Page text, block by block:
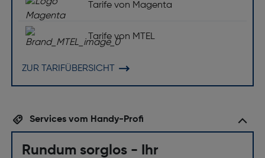
Tarife von Magenta
Tarife von MTEL
ZUR TARIFÜBERSICHT
Services vom Handy-Profi
Rundum sorglos - Ihr